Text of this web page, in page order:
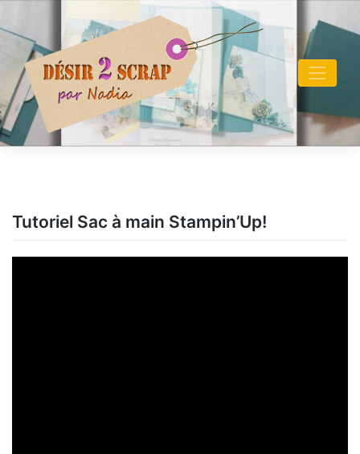
content
Tutoriel Sac à main Stampin’Up!